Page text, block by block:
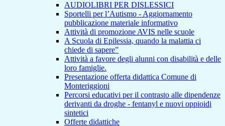
AUDIOLIBRI PER DISLESSICI
Sportelli per l’Autismo - Aggiornamento
pubblicazione materiale informativo
Attività di promozione AVIS nelle scuole
A Scuola di Epilessia, quando la malattia ci
chiede di sapere”
Attività a favore degli alunni con disabilità e delle
loro famiglie.
Presentazione offerta didattica Comune di
Monteriggioni
Percorsi educativi per il contrasto alle dipendenze
derivanti da droghe - fentanyl e nuovi oppioidi
sintetici
Offerte didattiche